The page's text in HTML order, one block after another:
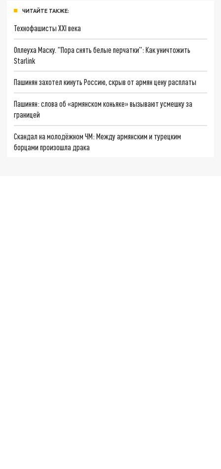
ЧИТАЙТЕ ТАКЖЕ:
Технофашисты XXI века
Оплеуха Маску. "Пора снять белые перчатки": Как уничтожить
Starlink
Пашинян захотел кинуть Россию, скрыв от армян цену расплаты
Пашинян: слова об «армянском коньяке» вызывают усмешку за
границей
Скандал на молодёжном ЧМ: Между армянским и турецким
борцами произошла драка